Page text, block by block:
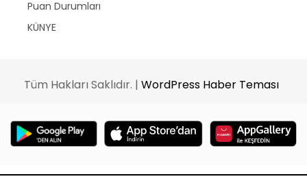
Puan Durumları
KÜNYE
Tüm Hakları Saklıdır. | WordPress Haber Teması